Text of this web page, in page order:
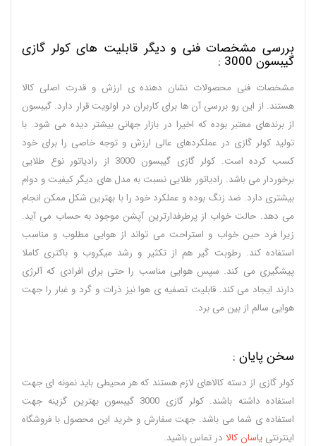
بررسی مشخصات فنی و دیگر قابلیت های کولر گازی
گیبسون 3000 :
مشخصات فنی محصولات نشان دهنده ی ارزش و قدرت اصلی کالا
هستند. از این رو بررسی آن ها برای کاربران در اولویت قرار دارد. گیبسون
از برندهای معتبر بوده که اخیرا در بازار جهانی بیشتر دیده می شود. با
تولید کولر گازی در عملکردهای عالی ارزش و توجه خاصی را برای خود
کسب کرده است. کولر گازی گیبسون 3000 از رادیاتور نوع طلایی
برخوردار می باشد. رادیاتور طلایی نسبت به مدل های دیگر کیفیت و دوام
بیشتری دارد. ضد زنگ بوده و عملکرد خود را با بهترین شکل ممکن انجام
می دهد. حالت خواب از پرطرفدارترین آپشن موجود به حساب می آید.
زیرا فرد حین خواب و استراحت می تواند از هوایی مطلوب و مناسب
استفاده کند. رطوبت گیر هم از تکثیر و رشد میکروب و باکتری کاملا
پیشگیری می کند. سپس هوایی مناسب را حتی برای افرادی که آلرژی
دارند ایجاد می کند. قابلیت تصفیه ی هوا نیز ذرات و گرد و غبار را جهت
هوایی سالم از بین می برد.
سخن پایان :
کولر گازی از دسته کالاهای لازم هستند که هر محیطی باید نمونه ای جهت
استفاده داشته باشند. کولر گازی 3000 گیبسون بهترین گزینه جهت
استفاده ی شما می باشد. جهت سفارش و خرید این محصول با فروشگاه
اینترنتی یاسان کالا در تماس باشید.